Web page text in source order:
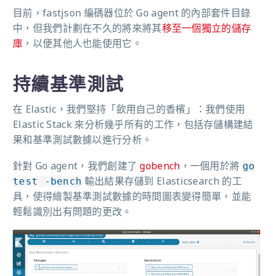
目前，fastjson 編碼器位於 Go agent 的內部套件目錄
中，但我們計劃在不久的將來將其移至一個獨立的儲存
庫 ，以便其他人也能使用它。
持續基準測試
在 Elastic，我們堅持「飲用自己的香檳」：我們使用
Elastic Stack 來分析幾乎所有的工作，包括存儲構建結
果和基準測試數據以進行分析。
針對 Go agent，我們創建了gobench ，一個用於將 go
test -bench 輸出結果存儲到 Elasticsearch 的工
具，使得繪製基準測試數據的時間圖表變得簡單，並能
輕鬆識別出有問題的更改。